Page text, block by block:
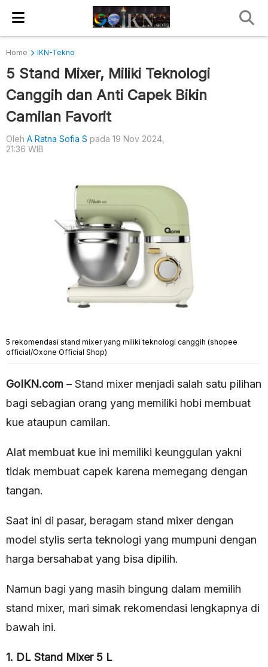
Home IKN-Tekno
5 Stand Mixer, Miliki Teknologi
Canggih dan Anti Capek Bikin
Camilan Favorit
Oleh A Ratna Sofia S pada 19 Nov 2024,
21:36 WIB
5 rekomendasi stand mixer yang miliki teknologi canggih (shopee
official/Oxone Official Shop)
GoIKN.com – Stand mixer menjadi salah satu pilihan
bagi sebagian orang yang memiliki hobi membuat
kue ataupun camilan.
Alat membuat kue ini memiliki keunggulan yakni
tidak membuat capek karena memegang dengan
tangan.
Saat ini di pasar, beragam stand mixer dengan
model stylis serta teknologi yang mumpuni dengan
harga bersahabat yang bisa dipilih.
Namun bagi yang masih bingung dalam memilih
stand mixer, mari simak rekomendasi lengkapnya di
bawah ini.
1. DL Stand Mixer 5 L